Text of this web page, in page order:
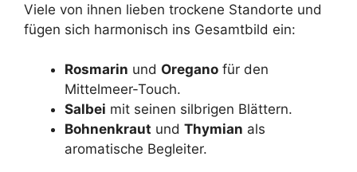
Viele von ihnen lieben trockene Standorte und
fügen sich harmonisch ins Gesamtbild ein:
Rosmarin und Oregano für den
Mittelmeer-Touch.
Salbei mit seinen silbrigen Blättern.
Bohnenkraut und Thymian als
aromatische Begleiter.